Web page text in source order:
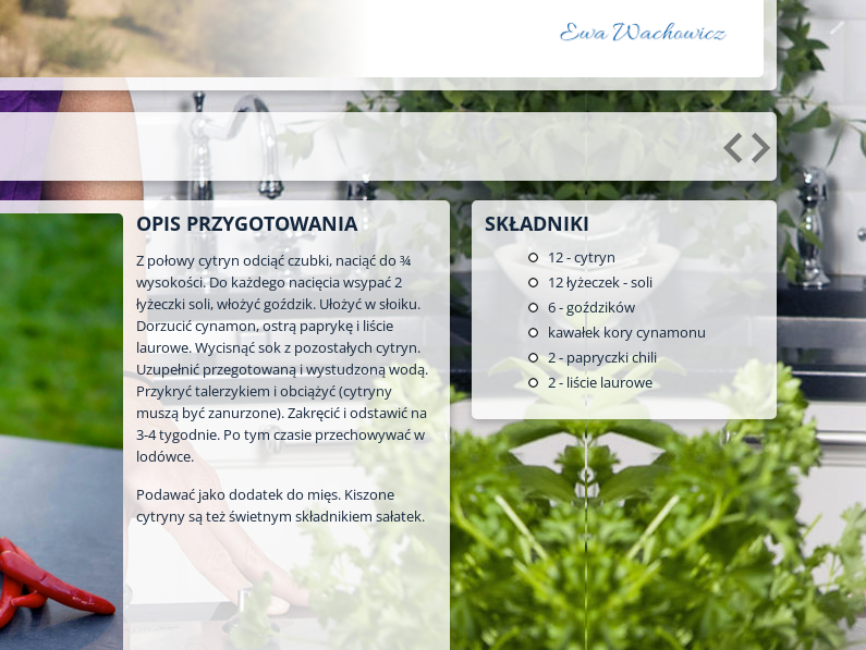
OPIS PRZYGOTOWANIA
Z połowy cytryn odciąć czubki, naciąć do ¾
wysokości. Do każdego nacięcia wsypać 2
łyżeczki soli, włożyć goździk. Ułożyć w słoiku.
Dorzucić cynamon, ostrą paprykę i liście
laurowe. Wycisnąć sok z pozostałych cytryn.
Uzupełnić przegotowaną i wystudzoną wodą.
Przykryć talerzykiem i obciążyć (cytryny
muszą być zanurzone). Zakręcić i odstawić na
3-4 tygodnie. Po tym czasie przechowywać w
lodówce.
Podawać jako dodatek do mięs. Kiszone
cytryny są też świetnym składnikiem sałatek.
SKŁADNIKI
12- cytryn
12łyżeczek - soli
6- goździków
kawałek kory cynamonu
2- papryczki chili
2- liście laurowe